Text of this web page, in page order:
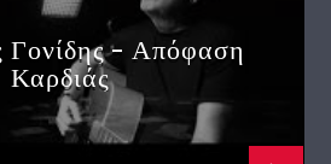
Γονίδης – Απόφαση
Καρδιάς